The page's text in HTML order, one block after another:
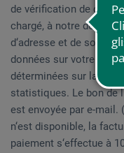
de vérification de crédit,
chargé, à notre
d‘adresse et de
données sur votre
déterminées sur la
statistiques. Le bon de
est envoyée par e-mail.
n‘est disponible, la
paiement s‘effectue à